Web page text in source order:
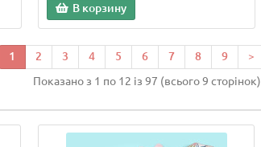
В корзину
1 2 3 4 5 6 7 8 9 >
Показано з 1 по 12 із 97 (всього 9 сторінок)